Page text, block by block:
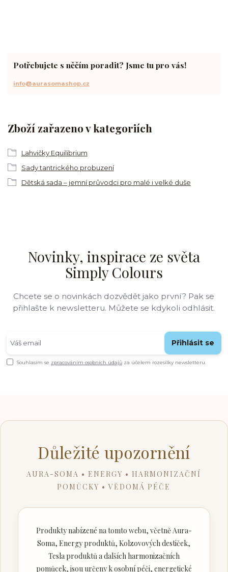
Zboží zařazeno v kategoriích
Lahvičky Equilibrium
Sady tantrického probuzení
Dětská sada – jemní průvodci pro malé i velké duše
Potřebujete s něčím poradit? Jsme tu pro vás!
info@aurasomashop.cz
Novinky, inspirace ze světa
Simply Colours
Chcete se o novinkách dozvědět jako první? Pak se
přihlašte k newsletteru. Můžete se kdykoli odhlásit.
Přihlásit se
Souhlasím se zpracováním osobních údajů za účelem rozesílky newsletteru.
Důležité upozornění
AURA-SOMA • ENERGY • HARMONIZAČNÍ
POMŮCKY • VĚDOMÁ PÉČE
Produkty nabízené na tomto webu, včetně Aura-
Soma, Energy produktů, Kolzovových destiček,
Tesla produktů a dalších harmonizačních
pomůcek, jsou určeny k osobní péči, energetické